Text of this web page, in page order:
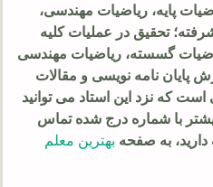
پایه، ریاضیات مهندسی،
تحقیق در عملیات کلیه
گسسته، ریاضیات مهندسی
پایان نامه نویسی و مقالات
که نزد این استاد می توانید
با شماره درج شده تماس
دارید، به صفحه بهترین معلم